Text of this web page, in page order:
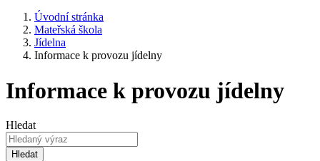
Úvodní stránka
Mateřská škola
Jídelna
Informace k provozu jídelny
Informace k provozu jídelny
Hledat
Hledat